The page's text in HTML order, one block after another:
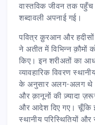
वास्तविक जीवन तक
शब्दावली अपनाई गई।
पवित्र क़ुरआन और
ने अतीत में विभिन्न क़ौमों
किए। इन शरीअतों का
व्यावहारिक विवरण
के अनुसार अलग-अलग थे।
और क़ानूनों की ज़्यादा
और आदेश दिए गए। चूँकि
स्थानीय परिस्थितियों